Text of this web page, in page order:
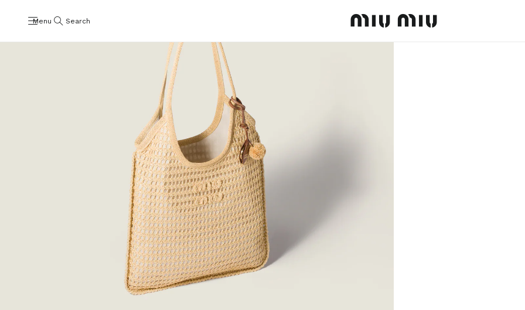
Menu Search